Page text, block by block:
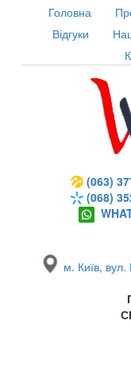
Головна
Відгуки
(063)
(068)
м. Київ, вул.